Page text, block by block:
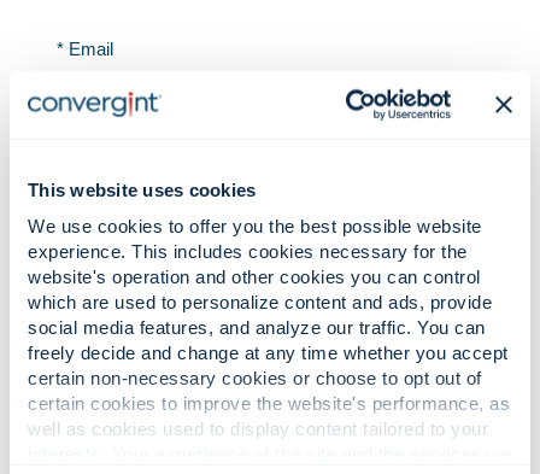
This website uses cookies
We use cookies to offer you the best possible website
experience. This includes cookies necessary for the
website's operation and other cookies you can control
which are used to personalize content and ads, provide
social media features, and analyze our traffic. You can
freely decide and change at any time whether you accept
certain non-necessary cookies or choose to opt out of
certain cookies to improve the website's performance, as
well as cookies used to display content tailored to your